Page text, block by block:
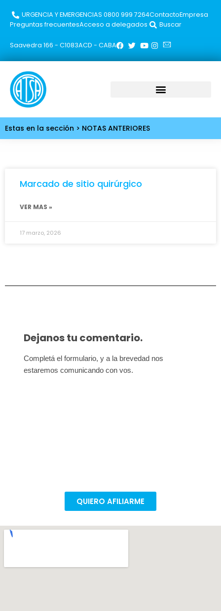
URGENCIA Y EMERGENCIAS 0800 999 7264​ContactoEmpresa
Preguntas frecuentesAcceso a delegados Buscar
Saavedra 166 - C1083ACD - CABA
Estas en la sección > NOTAS ANTERIORES
Marcado de sitio quirúrgico
VER MAS »
17 marzo, 2026
Dejanos tu comentario.
Completá el formulario, y a la brevedad nos
estaremos comunicando con vos.
QUIERO AFILIARME